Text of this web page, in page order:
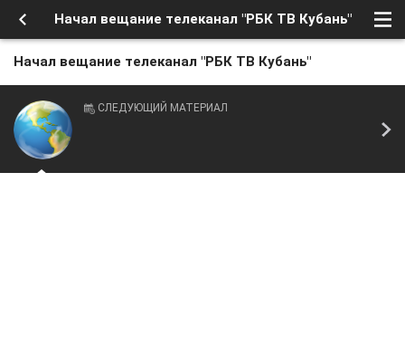
Начал вещание телеканал "РБК ТВ Кубань"
Начал вещание телеканал "РБК ТВ Кубань"
СЛЕДУЮЩИЙ МАТЕРИАЛ